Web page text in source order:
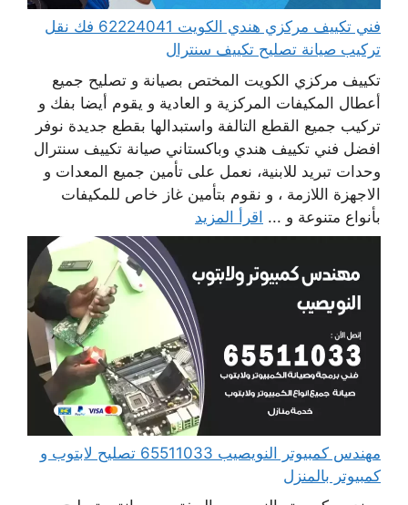
فني تكييف مركزي هندي الكويت 62224041 فك نقل
تركيب صيانة تصليح تكييف سنترال
تكييف مركزي الكويت المختص بصيانة و تصليح جميع
أعطال المكيفات المركزية و العادية و يقوم أيضا بفك و
تركيب جميع القطع التالفة واستبدالها بقطع جديدة نوفر
افضل فني تكييف هندي وباكستاني صيانة تكييف سنترال
وحدات تبريد للابنية، نعمل على تأمين جميع المعدات و
الاجهزة اللازمة ، و نقوم بتأمين غاز خاص للمكيفات
بأنواع متنوعة و ... اقرأ المزيد
مهندس كمبيوتر النويصيب 65511033 تصليح لابتوب و
كمبيوتر بالمنزل